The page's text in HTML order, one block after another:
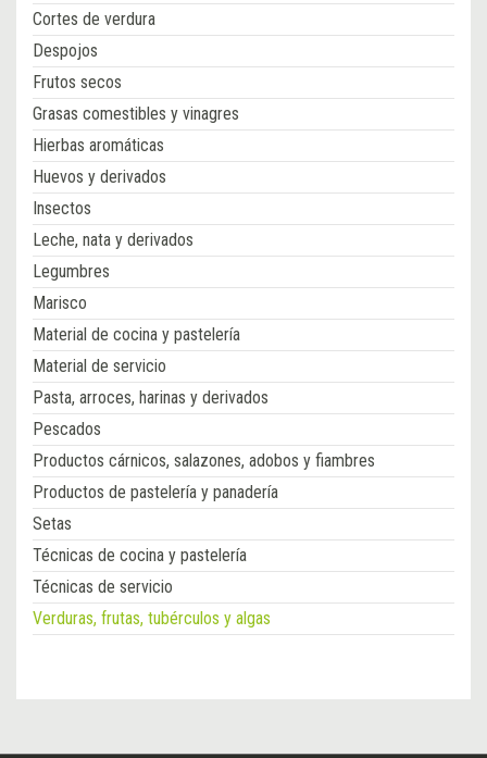
Cortes de verdura
Despojos
Frutos secos
Grasas comestibles y vinagres
Hierbas aromáticas
Huevos y derivados
Insectos
Leche, nata y derivados
Legumbres
Marisco
Material de cocina y pastelería
Material de servicio
Pasta, arroces, harinas y derivados
Pescados
Productos cárnicos, salazones, adobos y fiambres
Productos de pastelería y panadería
Setas
Técnicas de cocina y pastelería
Técnicas de servicio
Verduras, frutas, tubérculos y algas